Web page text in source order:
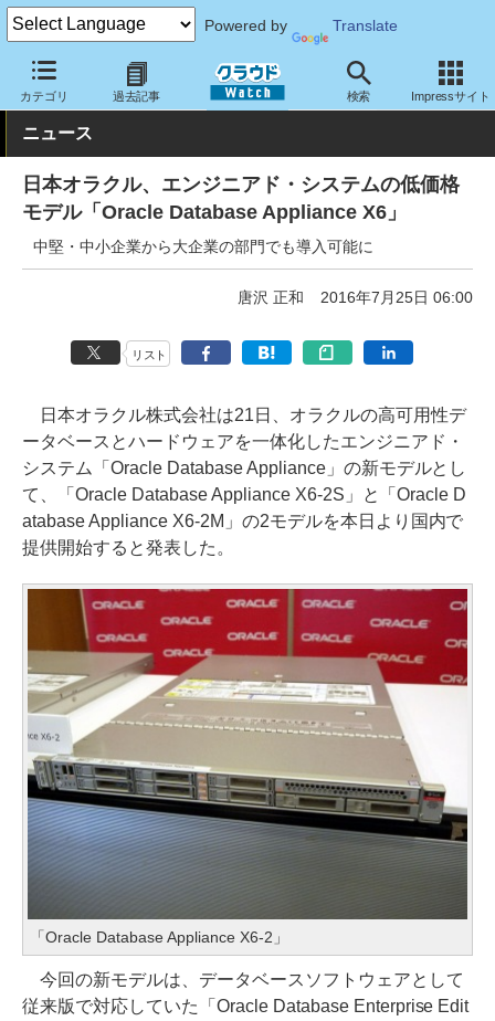
Powered by Translate
カテゴリ 過去記事 検索 Impressサイト
クラウド Watch ハード・インフラ 垂直統合型
ニュース
日本オラクル、エンジニアド・システムの低価格
モデル「Oracle Database Appliance X6」
中堅・中小企業から大企業の部門でも導入可能に
唐沢 正和 2016年7月25日 06:00
リスト
日本オラクル株式会社は21日、オラクルの高可用性デ
ータベースとハードウェアを一体化したエンジニアド・
システム「Oracle Database Appliance」の新モデルとし
て、「Oracle Database Appliance X6-2S」と「Oracle D
atabase Appliance X6-2M」の2モデルを本日より国内で
提供開始すると発表した。
「Oracle Database Appliance X6-2」
今回の新モデルは、データベースソフトウェアとして
従来版で対応していた「Oracle Database Enterprise Edit